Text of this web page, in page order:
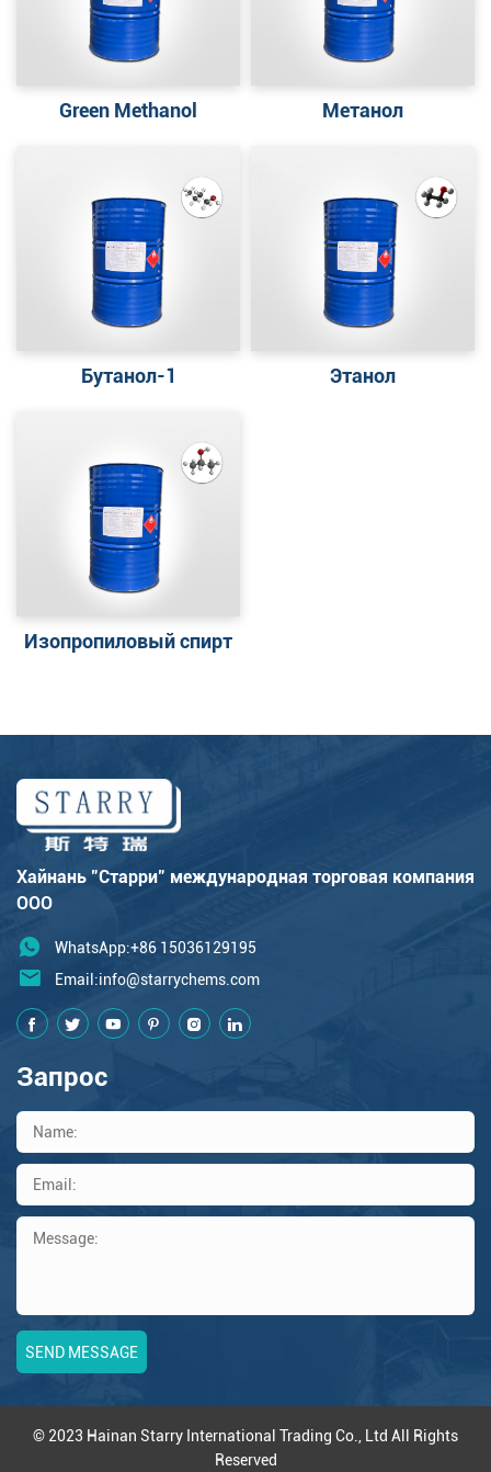
Green Methanol Метанол
Бутанол-1 Этанол
Изопропиловый спирт
Хайнань "Старри" международная торговая компания
ООО
WhatsApp:+86 15036129195
Email:info@starrychems.com
Запрос
© 2023 Hainan Starry International Trading Co., Ltd All Rights
Reserved